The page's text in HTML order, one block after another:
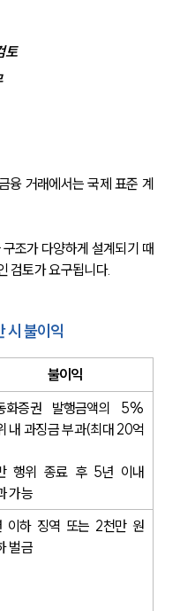
토
융 거래에서는 국제 표준 계
조가 다양하게 설계되기 때
검토가 요구됩니다.
시 불이익
불이익
화증권 발행금액의 5%
내 과징금 부과(최대 20억
행위 종료 후 5년 이내
가능
이하 징역 또는 2천만 원
벌금